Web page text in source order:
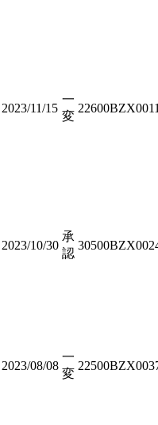
2023/11/15
一
変
2023/10/30
承
認
2023/08/08
一
変